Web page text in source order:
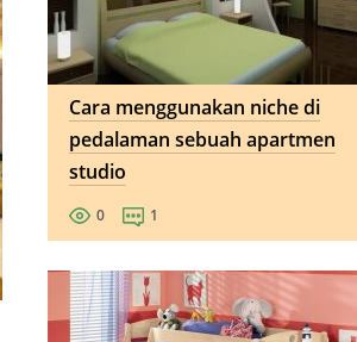
Cara menggunakan niche di
pedalaman sebuah apartmen
studio
0 1